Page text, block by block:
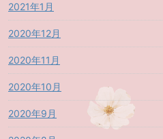
2021年1月
2020年12月
2020年11月
2020年10月
2020年9月